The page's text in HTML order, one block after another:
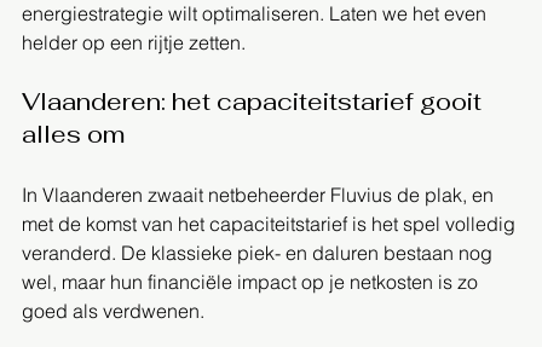
energiestrategie wilt optimaliseren. Laten we het even
helder op een rijtje zetten.
Vlaanderen: het capaciteitstarief gooit
alles om
In Vlaanderen zwaait netbeheerder Fluvius de plak, en
met de komst van het capaciteitstarief is het spel volledig
veranderd. De klassieke piek- en daluren bestaan nog
wel, maar hun financiële impact op je netkosten is zo
goed als verdwenen.